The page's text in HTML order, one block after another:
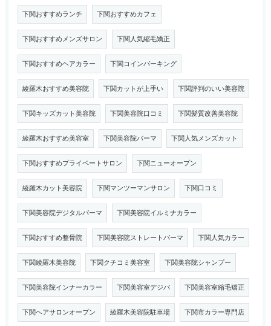
下関おすすめランチ 下関おすすめカフェ
下関おすすめメンズサロン 下関人気縮毛矯正
下関おすすめヘアカラー 下関コインパーキング
綾羅木おすすめ美容院 下関カットが上手い 下関評判のいい美容院
下関キッズカット美容院 下関美容院口コミ 下関髪質改善美容院
綾羅木おすすめ美容室 下関美容院パーマ 下関人気メンズカット
下関おすすめプライベートサロン 下関ニューオープン
綾羅木カット美容院 下関マンツーマンサロン 下関口コミ
下関美容院デジタルパーマ 下関美容院イルミナカラー
下関おすすめ整骨院 下関美容院ストレートパーマ 下関人気カラー
下関綾羅木美容院 下関クチコミ美容室 下関美容院シャンプー
下関美容院インナーカラー 下関美容室デジパ 下関美容室縮毛矯正
下関ヘアサロンオープン 綾羅木美容院駐車場 下関市カラー専門店